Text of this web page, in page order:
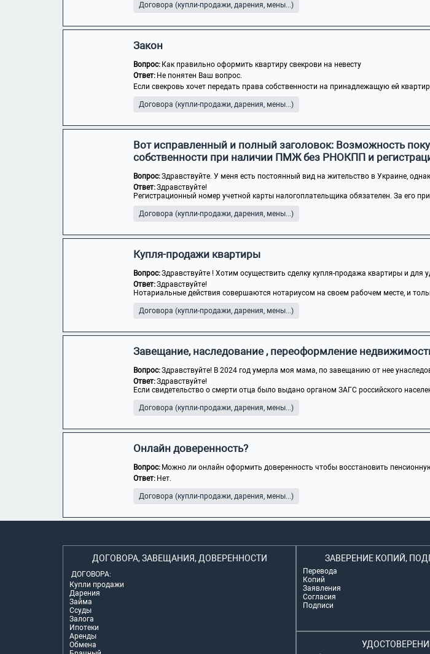
Договора (купли-продажи, дарения, мены...)
Закон
Вопрос: Как правильно оформить квартиру свекрови на невесту
Ответ: Не понятен Ваш вопрос.
Если свекровь хочет передать права собственности на принадлежащую ей
Договора (купли-продажи, дарения, мены...)
Вот исправленный и полный заголовок: Возможность
собственности при наличии ПМЖ без РНОКПП и
Вопрос:Здравствуйте. У меня есть постоянный вид на жительство в Украине,
Ответ:Здравствуйте!
Регистрационный номер учетной карты налогоплательщика обязателен. За его
Договора (купли-продажи, дарения, мены...)
Купля-продажи квартиры
Вопрос:Здравствуйте ! Хотим осуществить сделку купля-продажа квартиры и для
Ответ:Здравствуйте!
Нотариальные действия совершаются нотариусом на своем рабочем месте, и
Договора (купли-продажи, дарения, мены...)
Завещание, наследование , переоформление
Вопрос:Здравствуйте! В 2024 год умерла моя мама, по завещанию от нее
Ответ:Здравствуйте!
Если свидетельство о смерти отца было выдано органом ЗАГС российского
Договора (купли-продажи, дарения, мены...)
Онлайн доверенность?
Вопрос: Можно ли онлайн оформить доверенность чтобы восстановить
Ответ: Нет.
Договора (купли-продажи, дарения, мены...)
ДОГОВОРА, ЗАВЕЩАНИЯ, ДОВЕРЕННОСТИ
ДОГОВОРА:
Купли продажи
Дарения
Займа
Ссуды
Залога
Ипотеки
Аренды
Обмена
ЗАВЕРЕНИЕ КОПИЙ,
Перевода
Копий
Заявления
Согласия
Подписи